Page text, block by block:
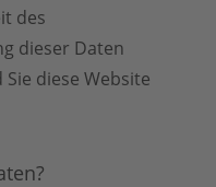
des
dieser Daten
diese Website